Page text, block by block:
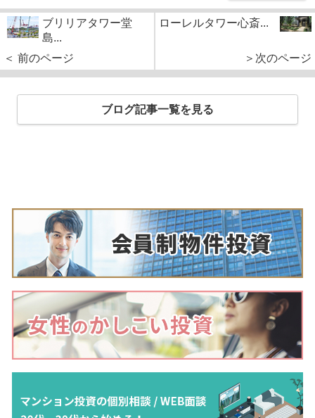
ブリリアタワー堂
島...
＜ 前のページ
ローレルタワー心斎...
＞次のページ
ブログ記事一覧を見る